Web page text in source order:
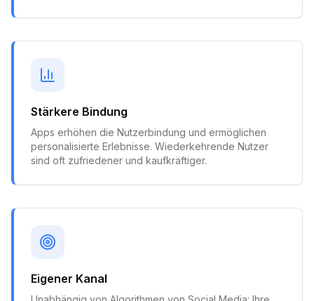
Stärkere Bindung
Apps erhöhen die Nutzerbindung und ermöglichen
personalisierte Erlebnisse. Wiederkehrende Nutzer
sind oft zufriedener und kaufkräftiger.
Eigener Kanal